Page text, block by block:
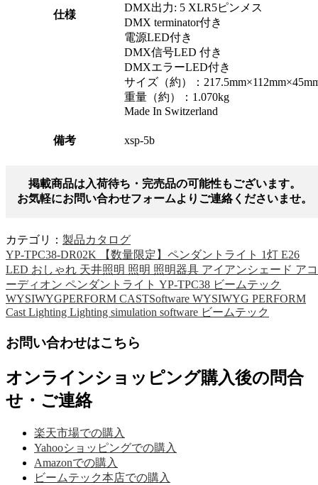
仕様
DMX出力: 5 XLR5ピンメス
DMX terminator付き
電源LED付き
DMX信号LED 付き
DMXエラーLED付き
サイズ（約）：
重量（約）：1.070kg
Made In Switzerland
備考 xsp-5b
掲載商品は入荷待ち・完売品の可能性もございます。
お気軽にお問い合わせフォームよりご連絡くださいませ。
カテゴリ： 製品カタログ
YP-TPC38-DR02K 【数量限定】ペンダントライト 1灯 E26
LED おしゃれ 天井照明 照明 照明器具 アイアンシェード アコ
ーディオン ペンダントライト YP-TPC38 ビームテック
WYSIWYGPERFORM CASTSoftware WYSIWYG PERFORM
Cast Lighting Lighting simulation software ビームテック
お問い合わせはこちら
オンラインショッピング購入後の問合
せ・ご連絡
楽天市場での購入
Yahooショッピングでの購入
Amazonでの購入
ビームテック本店での購入